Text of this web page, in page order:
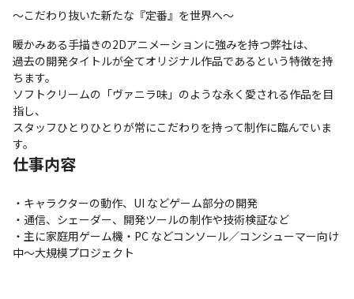
～こだわり抜いた新たな『定番』を世界へ～
暖かみある手描きの2Dアニメーションに強みを持つ弊社は、
過去の開発タイトルが全てオリジナル作品であるという特徴を持
ちます。
ソフトクリームの「ヴァニラ味」のような永く愛される作品を目
指し、
スタッフひとりひとりが常にこだわりを持って制作に臨んでいま
す。
仕事内容
・キャラクターの動作、UI などゲーム部分の開発
・通信、シェーダー、開発ツールの制作や技術検証など
・主に家庭用ゲーム機・PC などコンソール／コンシューマー向け
中～大規模プロジェクト